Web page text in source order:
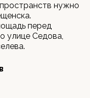
нужно
перед
улице Седова,